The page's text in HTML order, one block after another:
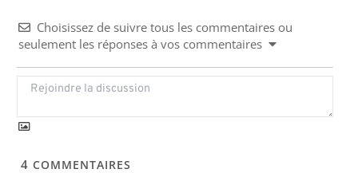
Choisissez de suivre tous les commentaires ou
seulement les réponses à vos commentaires
4 COMMENTAIRES